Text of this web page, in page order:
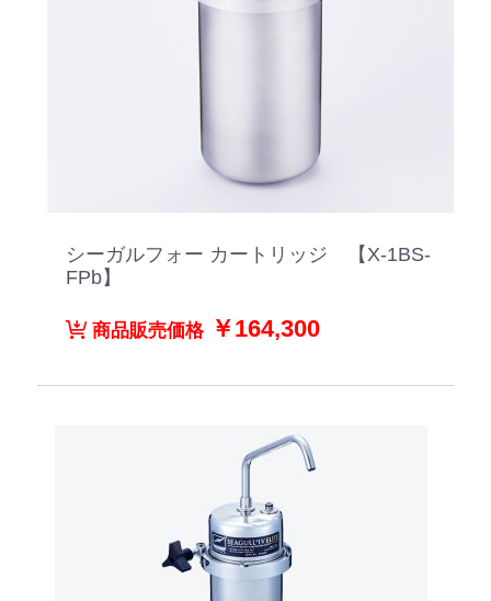
シーガルフォー カートリッジ 【X-1BS-
FPb】
商品販売価格￥164,300